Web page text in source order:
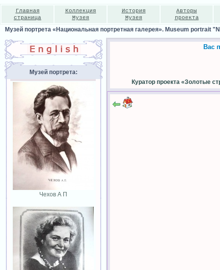
Главная
страница
Коллекция
Музея
История
Музея
Авторы
проекта
Музей портрета «Национальная портретная галерея». Museum portrait
Музей портрета:
Чехов А П
Вас
Куратор проекта «Золотые